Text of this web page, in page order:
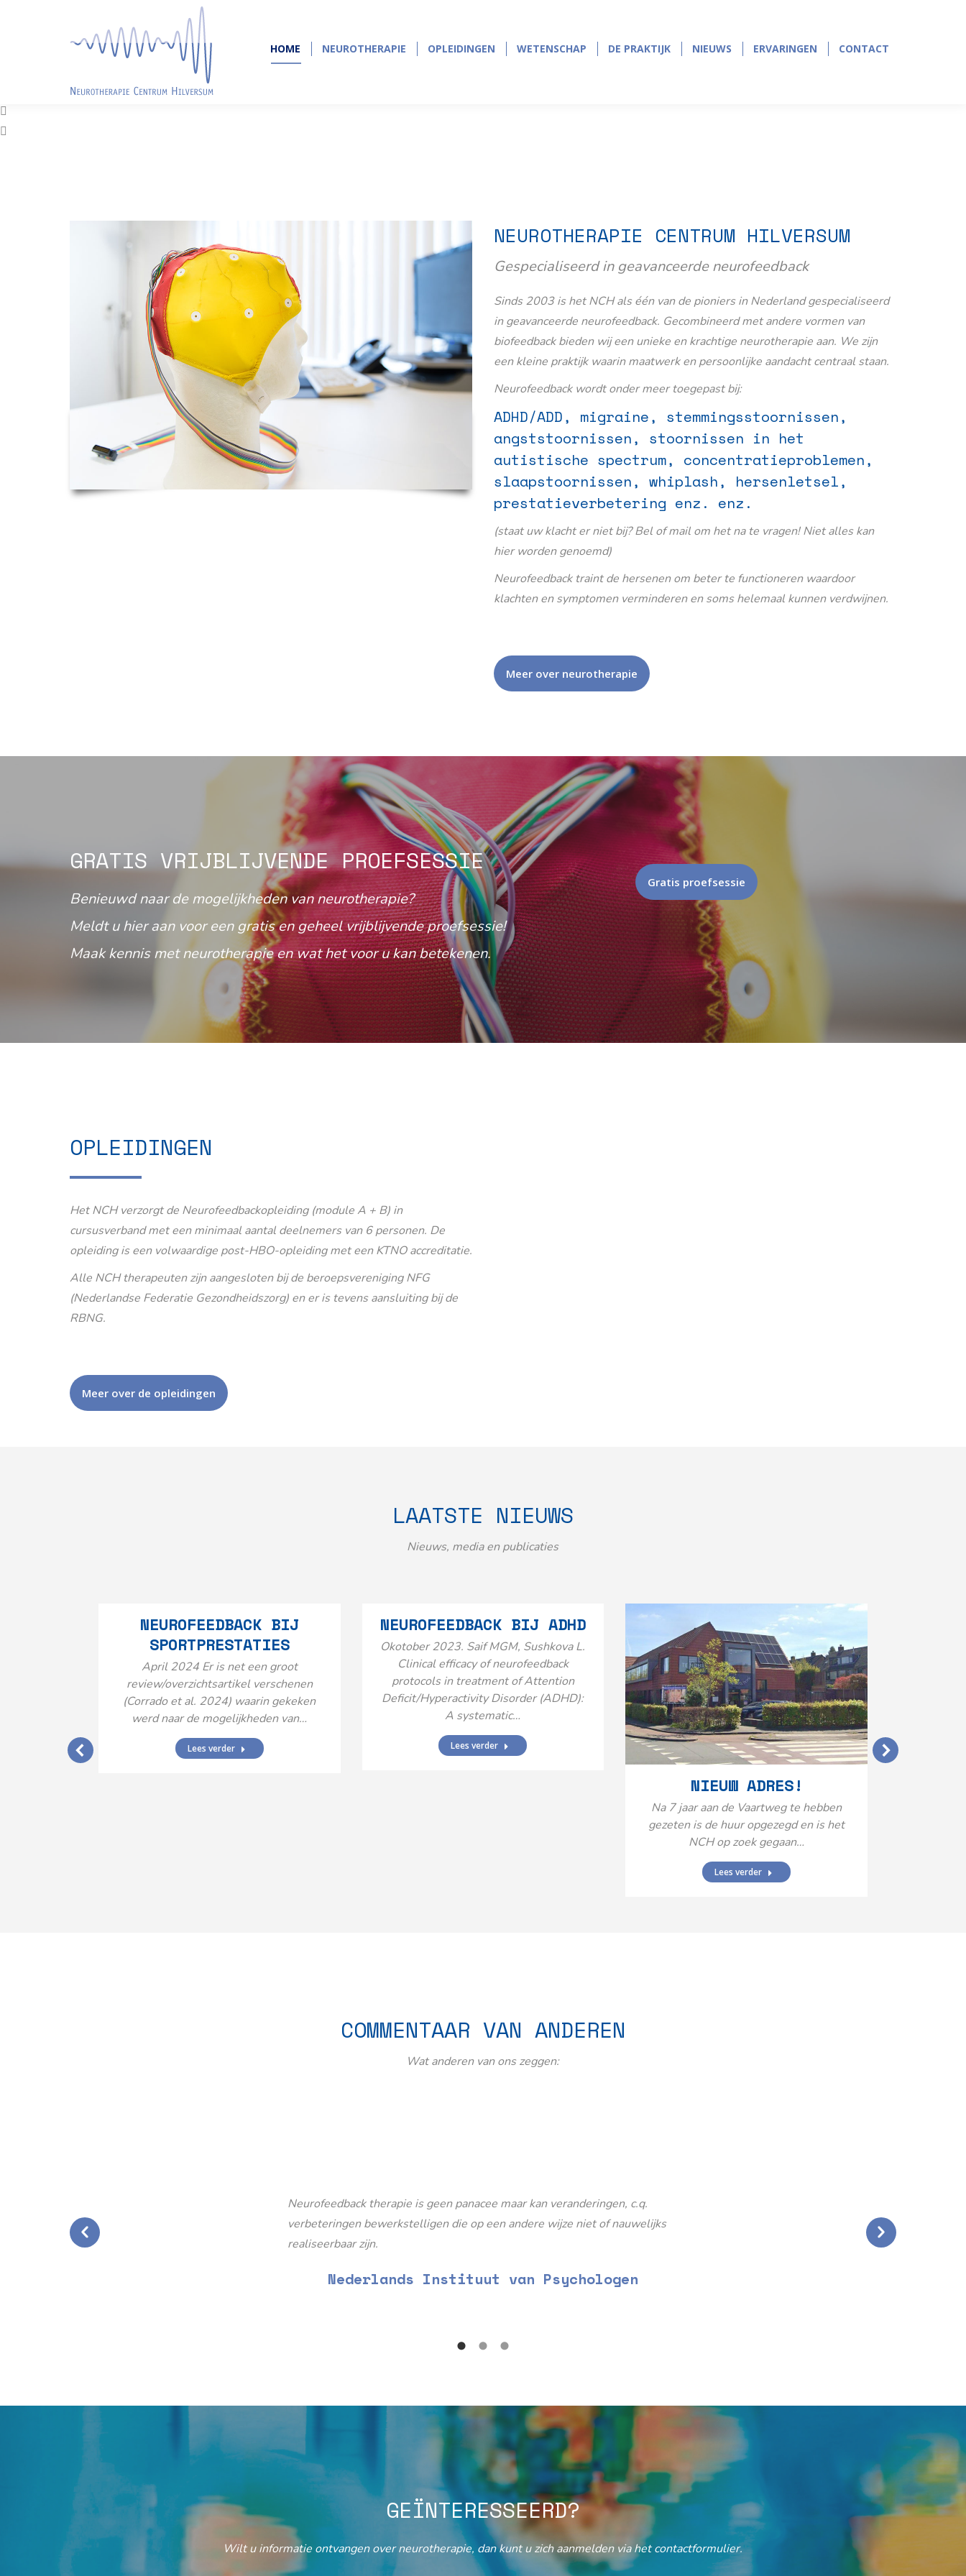
in
in
HOME NEUROTHERAPIE OPLEIDINGEN WETENSCHAP DE PRAKTIJK NIEUWS ERVARINGEN CONTACT
NEUROTHERAPIE CENTRUM HILVERSUM
Gespecialiseerd in geavanceerde neurofeedback
Sinds 2003 is het NCH als één van de pioniers in Nederland gespecialiseerd
in geavanceerde neurofeedback. Gecombineerd met andere vormen van
biofeedback bieden wij een unieke en krachtige neurotherapie aan. We zijn
een kleine praktijk waarin maatwerk en persoonlijke aandacht centraal staan.
Neurofeedback wordt onder meer toegepast bij:
ADHD/ADD, migraine, stemmingsstoornissen,
angststoornissen, stoornissen in het
autistische spectrum, concentratieproblemen,
slaapstoornissen, whiplash, hersenletsel,
prestatieverbetering enz. enz.
(staat uw klacht er niet bij? Bel of mail om het na te vragen! Niet alles kan
hier worden genoemd)
Neurofeedback traint de hersenen om beter te functioneren waardoor
klachten en symptomen verminderen en soms helemaal kunnen verdwijnen.
Meer over neurotherapie
GRATIS VRIJBLIJVENDE PROEFSESSIE
Benieuwd naar de mogelijkheden van neurotherapie?
Meldt u hier aan voor een gratis en geheel vrijblijvende proefsessie!
Maak kennis met neurotherapie en wat het voor u kan betekenen.
Gratis proefsessie
OPLEIDINGEN
Het NCH verzorgt de Neurofeedbackopleiding (module A + B) in
cursusverband met een minimaal aantal deelnemers van 6 personen. De
opleiding is een volwaardige post-HBO-opleiding met een KTNO accreditatie.
Alle NCH therapeuten zijn aangesloten bij de beroepsvereniging NFG
(Nederlandse Federatie Gezondheidszorg) en er is tevens aansluiting bij de
RBNG.
Meer over de opleidingen
LAATSTE NIEUWS
Nieuws, media en publicaties
NEUROFEEDBACK BIJ
SPORTPRESTATIES
April 2024 Er is net een groot
review/overzichtsartikel verschenen
(Corrado et al. 2024) waarin gekeken
werd naar de mogelijkheden van…
Lees verder
NEUROFEEDBACK BIJ ADHD
Okotober 2023. Saif MGM, Sushkova L.
Clinical efficacy of neurofeedback
protocols in treatment of Attention
Deficit/Hyperactivity Disorder (ADHD):
A systematic…
Lees verder
NIEUW ADRES!
Na 7 jaar aan de Vaartweg te hebben
gezeten is de huur opgezegd en is het
NCH op zoek gegaan…
Lees verder
COMMENTAAR VAN ANDEREN
Wat anderen van ons zeggen:
Neurofeedback therapie is geen panacee maar kan veranderingen, c.q.
verbeteringen bewerkstelligen die op een andere wijze niet of nauwelijks
realiseerbaar zijn.
Nederlands Instituut van Psychologen
GEÏNTERESSEERD?
Wilt u informatie ontvangen over neurotherapie, dan kunt u zich aanmelden via het contactformulier.
HOME NEUROTHERAPIE OPLEIDINGEN WETENSCHAP DE PRAKTIJK NIEUWS ERVARINGEN CONTACT